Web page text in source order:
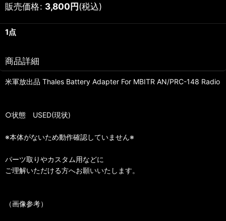
販売価格: 3,800円(税込)
1点
商品詳細
米軍放出品 Thales Battery Adapter For MBITR AN/PRC-148 Radio
○状態 USED(現状)
※本体がないため動作確認していません※
パーツ取りやカスタム用などに
ご理解いただける方へお願いいたします。
（画像参考）